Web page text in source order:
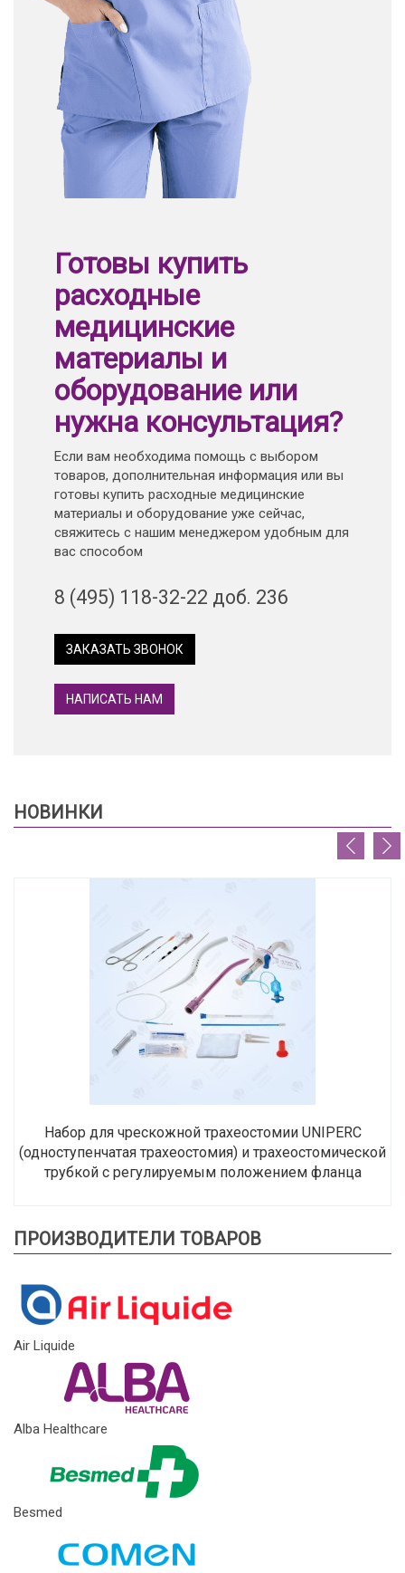
Готовы купить
расходные
медицинские
материалы и
оборудование или
нужна консультация?
Если вам необходима помощь с выбором
товаров, дополнительная информация или вы
готовы купить расходные медицинские
материалы и оборудование уже сейчас,
свяжитесь с нашим менеджером удобным для
вас способом
8 (495) 118-32-22 доб. 236
ЗАКАЗАТЬ ЗВОНОК
НАПИСАТЬ НАМ
НОВИНКИ
Набор для чрескожной трахеостомии UNIPERC
(одноступенчатая трахеостомия) и трахеостомической
трубкой с регулируемым положением фланца
ПРОИЗВОДИТЕЛИ ТОВАРОВ
Air Liquide
Alba Healthcare
Besmed